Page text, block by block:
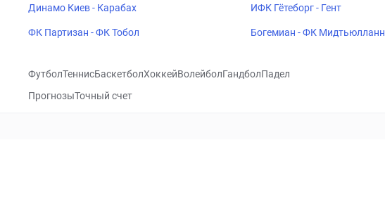
Динамо Киев - Карабах ИФК Гётеборг - Гент
ФК Партизан - ФК Тобол Богемиан - ФК Мидтьюлланн
ФутболТеннисБаскетболХоккейВолейболГандболПадел
ПрогнозыТочный счет